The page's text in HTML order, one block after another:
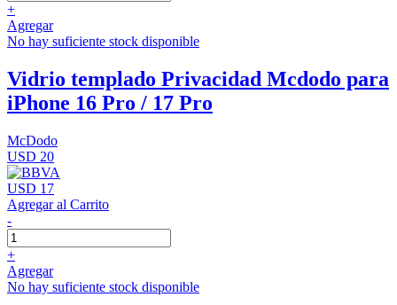
+
Agregar
No hay suficiente stock disponible
Vidrio templado Privacidad Mcdodo para
iPhone 16 Pro / 17 Pro
McDodo
USD 20
USD 17
Agregar al Carrito
-
+
Agregar
No hay suficiente stock disponible